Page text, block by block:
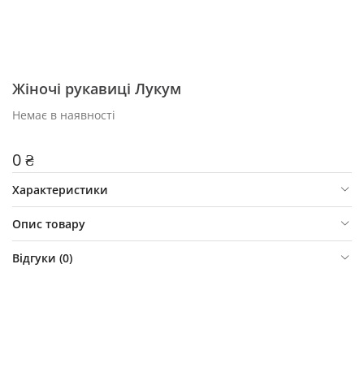
Жіночі рукавиці Лукум
Немає в наявності
0 ₴
Характеристики
Опис товару
Відгуки (0)